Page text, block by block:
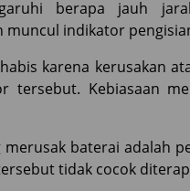
berapa jauh
muncul indikator
karena kerusakan
tersebut. Kebiasaan
baterai adalah
tidak cocok